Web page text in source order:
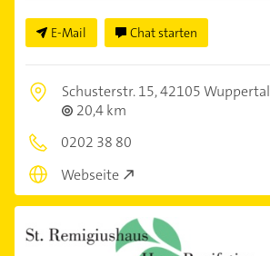
E-Mail Chat starten
Schusterstr. 15,42105 Wuppertal
20,4 km
0202 38 80
Webseite